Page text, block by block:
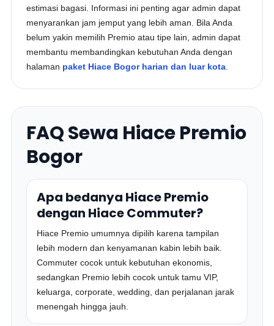
estimasi bagasi. Informasi ini penting agar admin dapat
menyarankan jam jemput yang lebih aman. Bila Anda
belum yakin memilih Premio atau tipe lain, admin dapat
membantu membandingkan kebutuhan Anda dengan
halaman paket Hiace Bogor harian dan luar kota
FAQ Sewa Hiace Premio
Bogor
Apa bedanya Hiace Premio
dengan Hiace Commuter?
Hiace Premio umumnya dipilih karena tampilan
lebih modern dan kenyamanan kabin lebih baik.
Commuter cocok untuk kebutuhan ekonomis,
sedangkan Premio lebih cocok untuk tamu VIP,
keluarga, corporate, wedding, dan perjalanan jarak
menengah hingga jauh.